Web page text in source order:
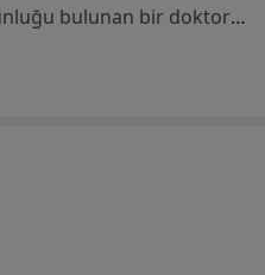
Bu kurumda online uygunluğu bulunan bir doktor veya uzman bulunamadı